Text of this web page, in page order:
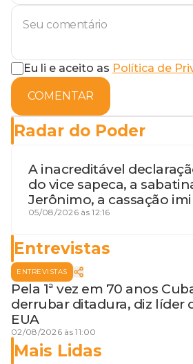
Eu li e aceito as Política de
COMENTAR
Radar do Poder
A inacreditável
do vice sapeca, a
Jerônimo, a cassação
desembargadora e a
05/08/2026 às 12:16
Entrevistas
ENTREVISTAS
Pela 1ª vez em 70 anos
derrubar ditadura, diz líder
EUA
02/08/2026 às 11:00
Mais Lidas